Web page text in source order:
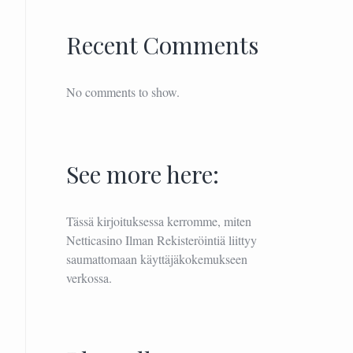
Recent Comments
No comments to show.
See more here:
Tässä kirjoituksessa kerromme, miten
Netticasino Ilman Rekisteröintiä liittyy
saumattomaan käyttäjäkokemukseen
verkossa.